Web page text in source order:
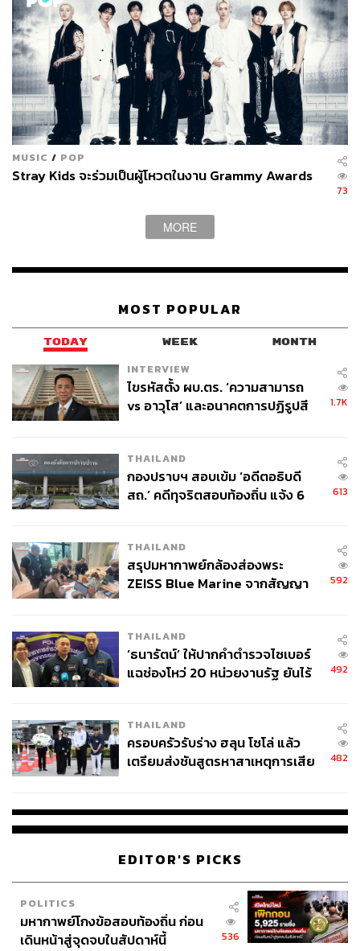
MUSIC / POP
Stray Kids จะร่วมเป็นผู้โหวตในงาน Grammy Awards
73
MORE
MOST POPULAR
TODAY WEEK MONTH
INTERVIEW
ไขรหัสตั้ง ผบ.ตร. ‘ความสามารถ
vs อาวุโส’ และอนาคตการปฏิรูปสี
1.7K
THAILAND
กองปราบฯ สอบเข้ม ‘อดีตอธิบดี
สถ.’ คดีทุจริตสอบท้องถิ่น แจ้ง 6
613
THAILAND
สรุปมหากาพย์กล้องส่องพระ
ZEISS Blue Marine จากสัญญา
จ่ายหนี้-แอบระบุแบรนด์
592
THAILAND
‘ธนารัตน์’ ให้ปากคำตำรวจไซเบอร์
แฉช่องโหว่ 20 หน่วยงานรัฐ ยันไร้
492
THAILAND
ครอบครัวรับร่าง ฮลุน โซโล่ แล้ว
เตรียมส่งชันสูตรหาสาเหตุการเสีย
482
EDITOR'S PICKS
POLITICS
มหากาพย์โกงข้อสอบท้องถิ่น ก่อน
เดินหน้าสู่จุดจบในสัปดาห์นี้
536